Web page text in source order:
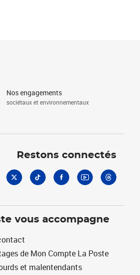
Nos engagements
sociétaux et environnementaux
Restons connectés
vous accompagne
de Mon Compte La Poste
et malentendants